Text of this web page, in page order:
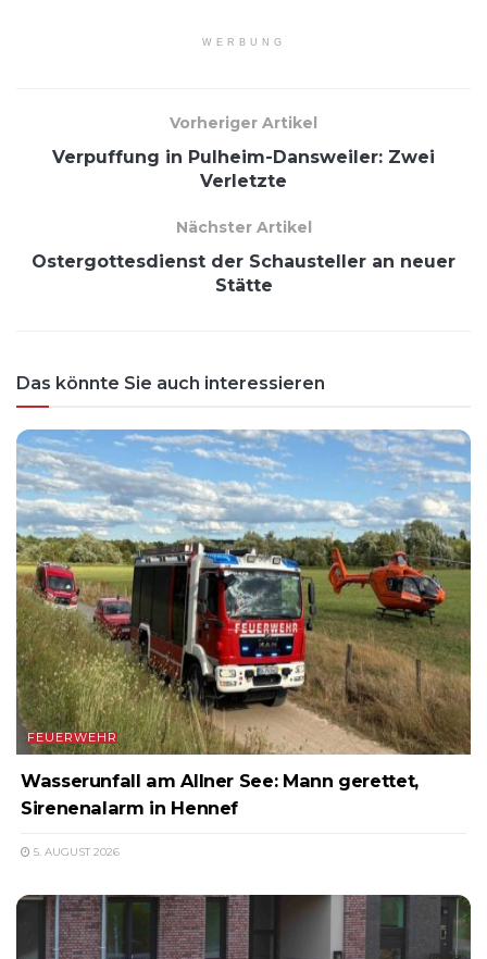
WERBUNG
Vorheriger Artikel
Verpuffung in Pulheim-Dansweiler: Zwei
Verletzte
Nächster Artikel
Ostergottesdienst der Schausteller an neuer
Stätte
Das könnte Sie auch interessieren
FEUERWEHR
Wasserunfall am Allner See: Mann gerettet,
Sirenenalarm in Hennef
5. AUGUST 2026